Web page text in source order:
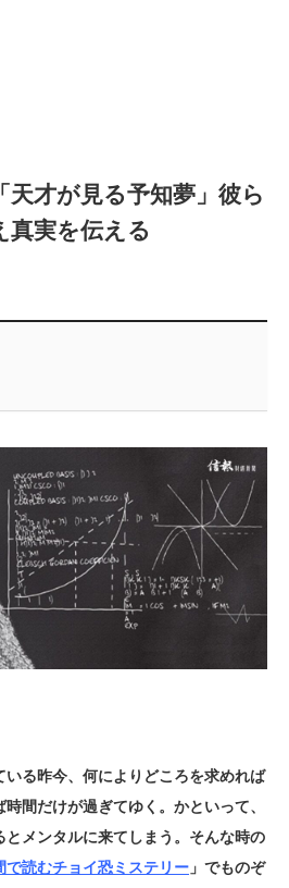
天才が見る予知夢」彼ら
真実を伝える
いる昨今、何によりどころを求めれば
間だけが過ぎてゆく。かといって、
とメンタルに来てしまう。そんな時の
で読むチョイ恐ミステリー 」でものぞ